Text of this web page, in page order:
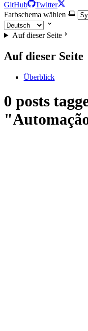
GitHub
Twitter
Farbschema wählen
Auf dieser Seite
Auf dieser Seite
Überblick
0 posts